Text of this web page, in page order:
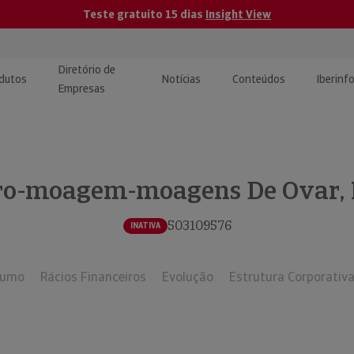
Teste gratuito 15 dias Insight View
e Monitorização de
Diretório de
Empresas
Notícias Conteúdos
| Estudos e
moagem-moagens De Ovar,
INATIVA 503109576
Rácios Financeiros Evolução Estrutura Corporativa